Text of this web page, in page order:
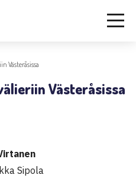
Västeråsissa
Västeråsissa
Sipola